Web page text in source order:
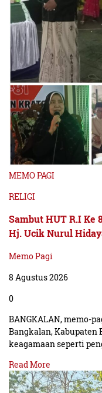
MEMO PAGI
RELIGI
Sambut HUT R.I Ke
Hj. Ucik Nurul
Memo Pagi
8 Agustus 2026
0
BANGKALAN, memo-
Bangkalan, Kabupaten
keagamaan seperti
Read More